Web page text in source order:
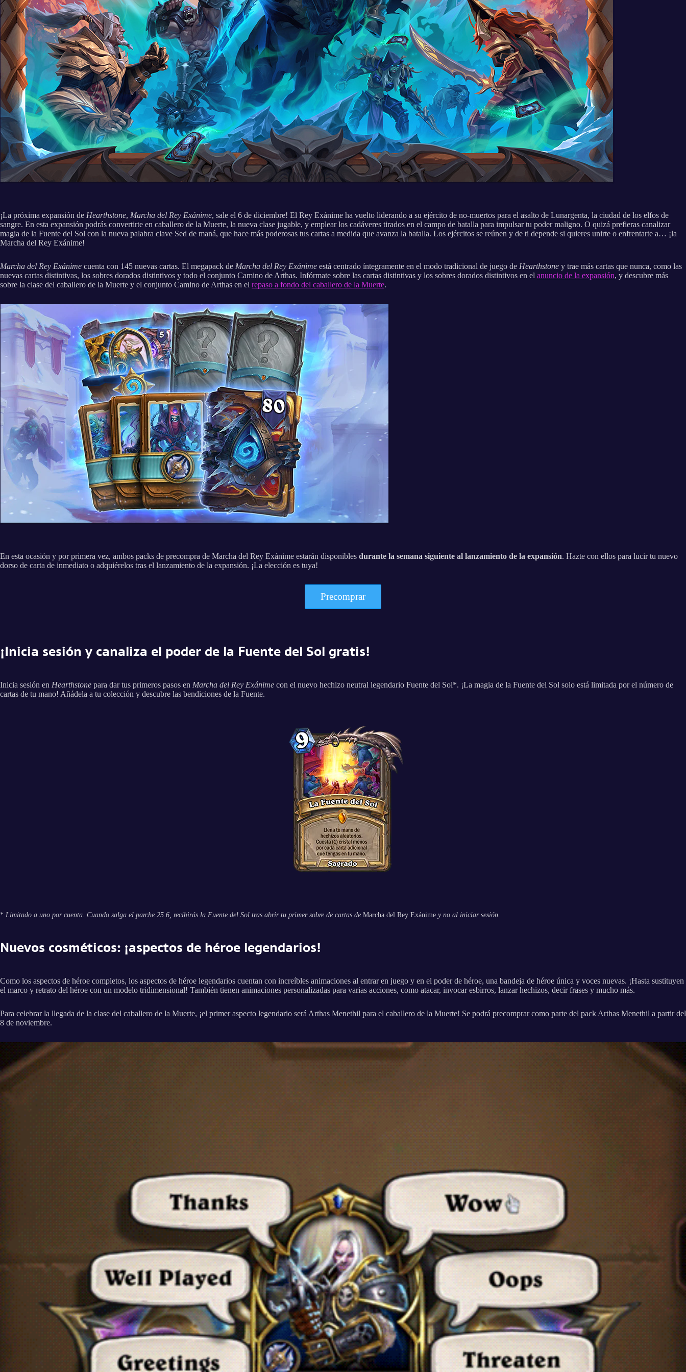
¡La próxima expansión de Hearthstone, Marcha del Rey Exánime, sale el 6 de diciembre! El Rey Exánime ha vuelto liderando a su ejército de no-muertos para el asalto de Lunargenta, la ciudad de los elfos de
sangre. En esta expansión podrás convertirte en caballero de la Muerte, la nueva clase jugable, y emplear los cadáveres tirados en el campo de batalla para impulsar tu poder maligno. O quizá prefieras canalizar
magia de la Fuente del Sol con la nueva palabra clave Sed de maná, que hace más poderosas tus cartas a medida que avanza la batalla. Los ejércitos se reúnen y de ti depende si quieres unirte o enfrentarte a… ¡la
Marcha del Rey Exánime!
Marcha del Rey Exánime cuenta con 145 nuevas cartas. El megapack de Marcha del Rey Exánime está centrado íntegramente en el modo tradicional de juego de Hearthstone y trae más cartas que nunca, como las
nuevas cartas distintivas, los sobres dorados distintivos y todo el conjunto Camino de Arthas. Infórmate sobre las cartas distintivas y los sobres dorados distintivos en el anuncio de la expansión, y descubre más
sobre la clase del caballero de la Muerte y el conjunto Camino de Arthas en el repaso a fondo del caballero de la Muerte.
En esta ocasión y por primera vez, ambos packs de precompra de Marcha del Rey Exánime estarán disponibles durante la semana siguiente al lanzamiento de la expansión. Hazte con ellos para lucir tu nuevo
dorso de carta de inmediato o adquiérelos tras el lanzamiento de la expansión. ¡La elección es tuya!
Precomprar
¡Inicia sesión y canaliza el poder de la Fuente del Sol gratis!
Inicia sesión en Hearthstone para dar tus primeros pasos en Marcha del Rey Exánime con el nuevo hechizo neutral legendario Fuente del Sol*. ¡La magia de la Fuente del Sol solo está limitada por el número de
cartas de tu mano! Añádela a tu colección y descubre las bendiciones de la Fuente.
* Limitado a uno por cuenta. Cuando salga el parche 25.6, recibirás la Fuente del Sol tras abrir tu primer sobre de cartas de Marcha del Rey Exánime y no al iniciar sesión.
Nuevos cosméticos: ¡aspectos de héroe legendarios!
Como los aspectos de héroe completos, los aspectos de héroe legendarios cuentan con increíbles animaciones al entrar en juego y en el poder de héroe, una bandeja de héroe única y voces nuevas. ¡Hasta sustituyen
el marco y retrato del héroe con un modelo tridimensional! También tienen animaciones personalizadas para varias acciones, como atacar, invocar esbirros, lanzar hechizos, decir frases y mucho más.
Para celebrar la llegada de la clase del caballero de la Muerte, ¡el primer aspecto legendario será Arthas Menethil para el caballero de la Muerte! Se podrá precomprar como parte del pack Arthas Menethil a partir del
8 de noviembre.